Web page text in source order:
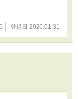
登録日 2026.01.31